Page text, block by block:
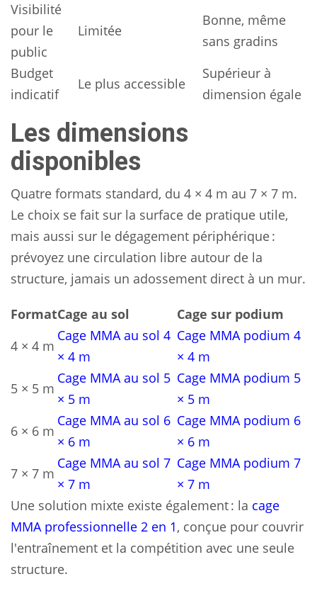
Visibilité
pour le
public
Limitée
Bonne, même
sans gradins
Budget
indicatif
Le plus accessible
Supérieur à
dimension égale
Les dimensions
disponibles
Quatre formats standard, du 4 × 4 m au 7 × 7 m.
Le choix se fait sur la surface de pratique utile,
mais aussi sur le dégagement périphérique :
prévoyez une circulation libre autour de la
structure, jamais un adossement direct à un mur.
FormatCage au sol
Cage sur podium
4 × 4 m
Cage MMA au sol 4
× 4 m
Cage MMA podium 4
× 4 m
5 × 5 m
Cage MMA au sol 5
× 5 m
Cage MMA podium 5
× 5 m
6 × 6 m
Cage MMA au sol 6
× 6 m
Cage MMA podium 6
× 6 m
7 × 7 m
Cage MMA au sol 7
× 7 m
Cage MMA podium 7
× 7 m
Une solution mixte existe également : la cage
MMA professionnelle 2 en 1, conçue pour couvrir
l'entraînement et la compétition avec une seule
structure.